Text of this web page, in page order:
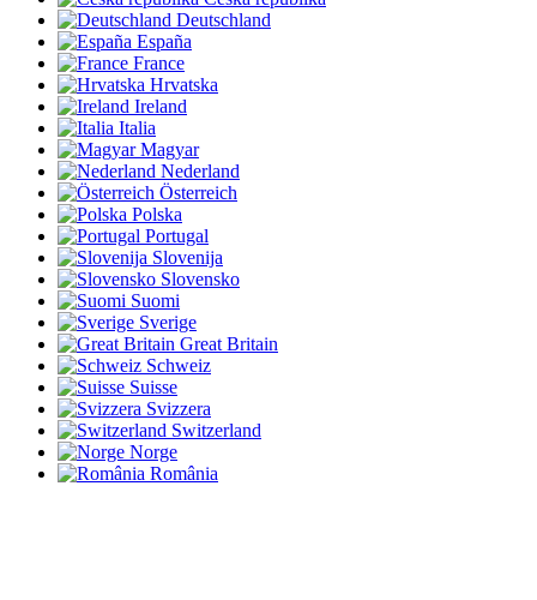
Deutschland
España
France
Hrvatska
Ireland
Italia
Magyar
Nederland
Österreich
Polska
Portugal
Slovenija
Slovensko
Suomi
Sverige
Great Britain
Schweiz
Suisse
Svizzera
Switzerland
Norge
România